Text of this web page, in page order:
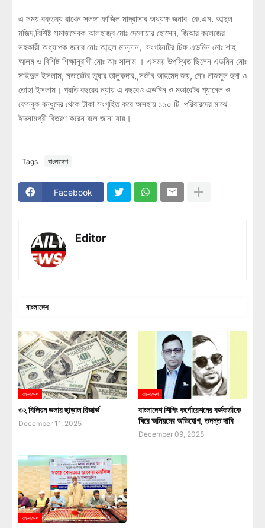
এ সময় বক্তব্য রাখেন সলঙ্গা ফাজিল মাদ্রাসার অধ্যক্ষ জনাব কে.এম. আব্দুল
মজিদ,বিশিষ্ট সমাজসেবক আলহাজ্ব মোঃ দেলোয়ার হোসেন, জিআর কলেজের
সহকারী অধ্যাপক জনাব মোঃ আব্দুল মান্নান, সংগঠনটির চিফ এডমিন মোঃ শাহ
আলম ও বিশিষ্ট শিক্ষানুরাগী মোঃ আঃ সালাম । এসময় উপস্থিত ছিলেন এডমিন মোঃ
সাইদুল ইসলাম, মডারেটর তুষার তালুকদার,,সজীব আহমেদ জয়, মোঃ নাজমুল হুদা ও
তোহা ইসলাম। প্রতি বছরের ন্যায় এ বছরেও এডমিন ও মডারেটর প্যানেল ও
ফেসবুক বন্ধুদের থেকে টাকা সংগৃহিত করে অসহায় ১১০ টি পরিবারদের মাঝে
ঈদসামগ্রী বিতরণ করেন বলে জানা যায়।
Tags বাংলাদেশ
Facebook
Editor
বাংলাদেশ
বাংলাদেশ
৩২ বিলিয়ন ডলার ছাড়াল রিজার্ভ
December 11, 2025
বাংলাদেশ
বাংলাদেশ শিপিং কর্পোরেশনের কর্মকর্তাকে
ঘিরে অনিয়মের অভিযোগ, তদন্ত দাবি
December 09, 2025
বাংলাদেশ